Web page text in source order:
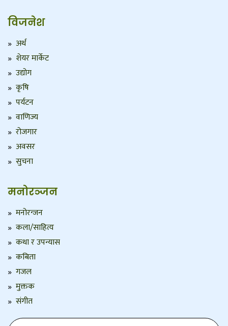
विजनेश
अर्थ
शेयर मार्केट
उद्योग
कृषि
पर्यटन
वाणिज्य
रोजगार
अवसर
सुचना
मनोरञ्जन
मनोरन्जन
कला/साहित्य
कथा र उपन्यास
कबिता
गजल
मुक्तक
संगीत